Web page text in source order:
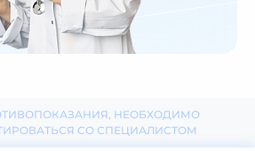
НЕОБХОДИМО
СО СПЕЦИАЛИСТОМ